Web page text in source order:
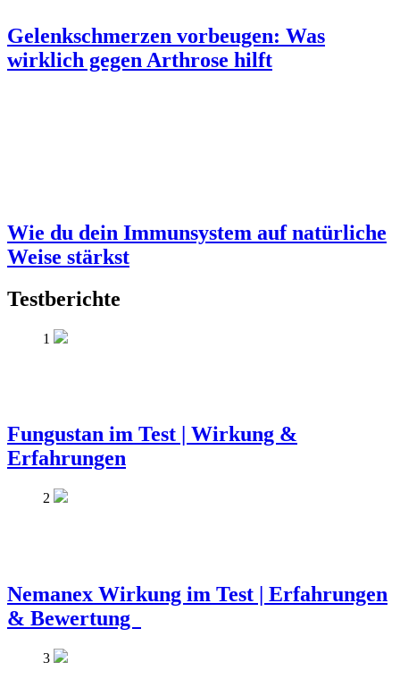
Gelenkschmerzen vorbeugen: Was
wirklich gegen Arthrose hilft
Wie du dein Immunsystem auf natürliche
Weise stärkst
Testberichte
1
Fungustan im Test | Wirkung &
Erfahrungen
2
Nemanex Wirkung im Test | Erfahrungen
& Bewertung
3